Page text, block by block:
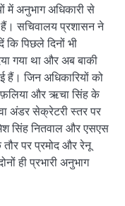
में अनुभाग अधिकारी से
सचिवालय प्रशासन ने
पिछले दिनों भी
गया था और अब बाकी
हैं। जिन अधिकारियों को
और ऋचा सिंह के
अंडर सेक्रेटरी स्तर पर
सिंह नितवाल और एसएस
पर प्रमोद और रेनू
ही प्रभारी अनुभाग